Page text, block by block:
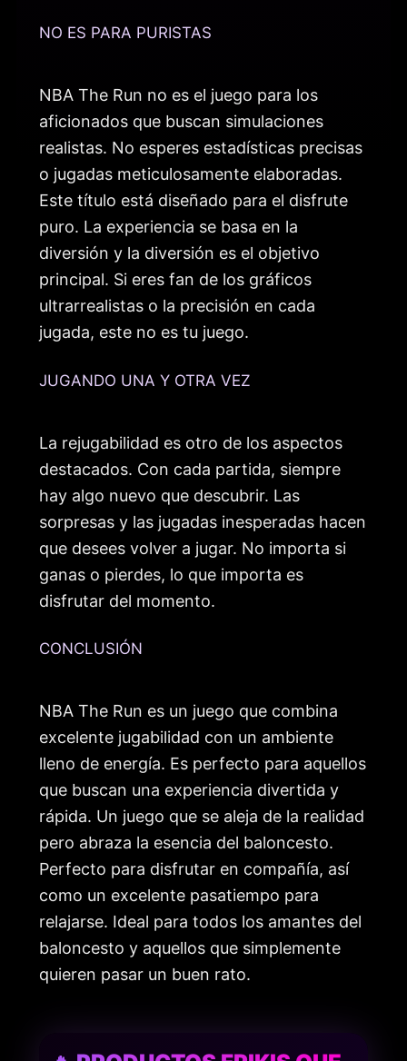
NO ES PARA PURISTAS
NBA The Run no es el juego para los
aficionados que buscan simulaciones
realistas. No esperes estadísticas precisas
o jugadas meticulosamente elaboradas.
Este título está diseñado para el disfrute
puro. La experiencia se basa en la
diversión y la diversión es el objetivo
principal. Si eres fan de los gráficos
ultrarrealistas o la precisión en cada
jugada, este no es tu juego.
JUGANDO UNA Y OTRA VEZ
La rejugabilidad es otro de los aspectos
destacados. Con cada partida, siempre
hay algo nuevo que descubrir. Las
sorpresas y las jugadas inesperadas hacen
que desees volver a jugar. No importa si
ganas o pierdes, lo que importa es
disfrutar del momento.
CONCLUSIÓN
NBA The Run es un juego que combina
excelente jugabilidad con un ambiente
lleno de energía. Es perfecto para aquellos
que buscan una experiencia divertida y
rápida. Un juego que se aleja de la realidad
pero abraza la esencia del baloncesto.
Perfecto para disfrutar en compañía, así
como un excelente pasatiempo para
relajarse. Ideal para todos los amantes del
baloncesto y aquellos que simplemente
quieren pasar un buen rato.